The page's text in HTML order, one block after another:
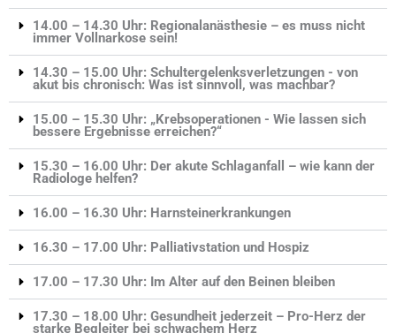
14.00 – 14.30 Uhr: Regionalanästhesie – es muss nicht
immer Vollnarkose sein!
14.30 – 15.00 Uhr: Schultergelenksverletzungen - von
akut bis chronisch: Was ist sinnvoll, was machbar?
15.00 – 15.30 Uhr: „Krebsoperationen - Wie lassen sich
bessere Ergebnisse erreichen?“
15.30 – 16.00 Uhr: Der akute Schlaganfall – wie kann der
Radiologe helfen?
16.00 – 16.30 Uhr: Harnsteinerkrankungen
16.30 – 17.00 Uhr: Palliativstation und Hospiz
17.00 – 17.30 Uhr: Im Alter auf den Beinen bleiben
17.30 – 18.00 Uhr: Gesundheit jederzeit – Pro-Herz der
starke Begleiter bei schwachem Herz